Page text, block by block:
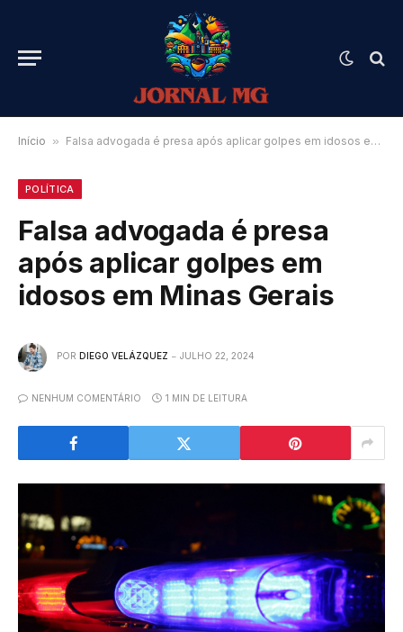
Início » Falsa advogada é presa após aplicar golpes em idosos em Minas Gerais
POLÍTICA
Falsa advogada é presa
após aplicar golpes em
idosos em Minas Gerais
POR DIEGO VELÁZQUEZ JULHO 22, 2024
NENHUM COMENTÁRIO 1 MIN DE LEITURA